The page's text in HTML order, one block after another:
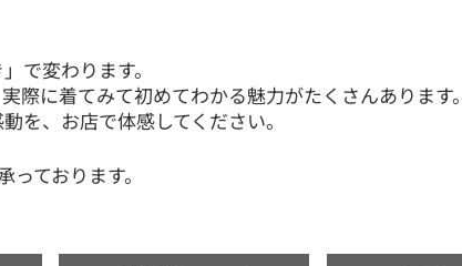
で変わります。
際に着てみて初めてわかる魅力がたくさんあります。
を、お店で体感してください。
ております。